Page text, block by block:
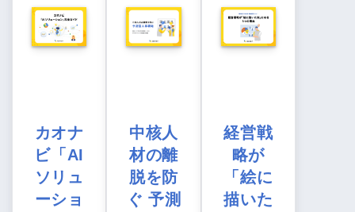
カオナ
ビ「AI
ソリュ
ーショ
中核人
材の離
脱を防
ぐ 予測
経営戦
略が
「絵に
描いた